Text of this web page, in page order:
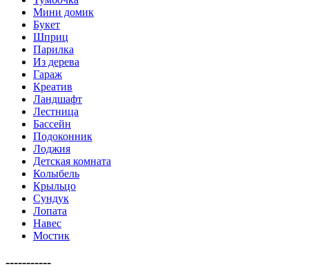
Мини домик
Букет
Шприц
Парилка
Из дерева
Гараж
Креатив
Ландшафт
Лестница
Бассейн
Подоконник
Лоджия
Детская комната
Колыбель
Крыльцо
Сундук
Лопата
Навес
Мостик
-----------